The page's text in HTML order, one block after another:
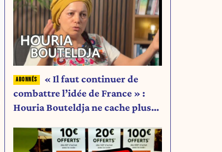
« Il faut continuer de
combattre l’idée de France » :
Houria Bouteldja ne cache plus